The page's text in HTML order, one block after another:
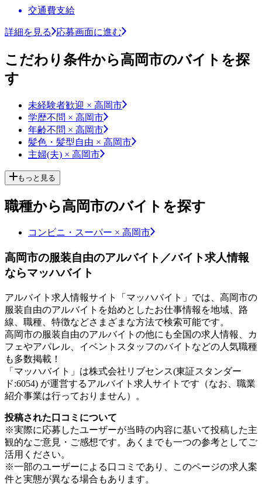
交通費支給
詳細を見る 応募画面に進む
こだわり条件から高岡市のバイトを探
す
未経験者歓迎 × 高岡市
学歴不問 × 高岡市
年齢不問 × 高岡市
髪色・髪型自由 × 高岡市
主婦(夫) × 高岡市
もっと見る
職種から高岡市のバイトを探す
コンビニ・スーパー × 高岡市
高岡市の服装自由のアルバイト／バイト求人情報
ならマッハバイト
アルバイト求人情報サイト「マッハバイト」では、高岡市の
服装自由のアルバイトを始めとしたお仕事情報を地域、路
線、職種、特徴などさまざまな方法で検索可能です。
高岡市の服装自由のアルバイトの他にも全国の求人情報、カ
フェやアパレル、イベントスタッフのバイトなどの人気職種
も多数掲載！
「マッハバイト」は株式会社リブセンス(東証スタンダー
ド:6054) が運営するアルバイト求人サイトです（なお、職業
紹介事業は行っておりません）。
投稿された口コミについて
※実際に応募したユーザーが当時の内容に基いて投稿した主
観的なご意見・ご感想です。あくまでも一つの参考としてご
活用ください。
※一部のユーザーによる口コミであり、このページの求人案
件と実態が異なる場合もあります。